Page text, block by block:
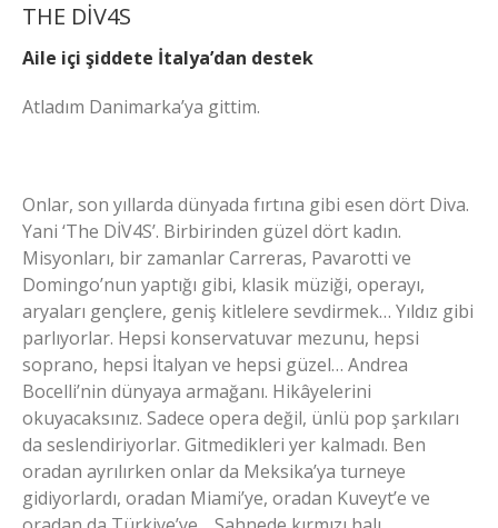
THE DİV4S
Aile içi şiddete İtalya’dan destek
Atladım Danimarka’ya gittim.
Onlar, son yıllarda dünyada fırtına gibi esen dört Diva.
Yani ‘The DİV4S’. Birbirinden güzel dört kadın.
Misyonları, bir zamanlar Carreras, Pavarotti ve
Domingo’nun yaptığı gibi, klasik müziği, operayı,
aryaları gençlere, geniş kitlelere sevdirmek… Yıldız gibi
parlıyorlar. Hepsi konservatuvar mezunu, hepsi
soprano, hepsi İtalyan ve hepsi güzel… Andrea
Bocelli’nin dünyaya armağanı. Hikâyelerini
okuyacaksınız. Sadece opera değil, ünlü pop şarkıları
da seslendiriyorlar. Gitmedikleri yer kalmadı. Ben
oradan ayrılırken onlar da Meksika’ya turneye
gidiyorlardı, oradan Miami’ye, oradan Kuveyt’e ve